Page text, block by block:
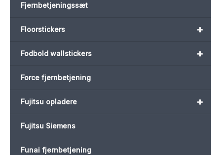
Fjernbetjeningssæt
+
Floorstickers
+
Fodbold wallstickers
Force fjernbetjening
+
Fujitsu opladere
Fujitsu Siemens
Funai fjernbetjening